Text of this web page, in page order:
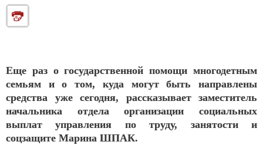
Еще раз о государственной помощи многодетным
семьям и о том, куда могут быть направлены
средства уже сегодня, рассказывает заместитель
начальника отдела организации социальных
выплат управления по труду, занятости и
соцзащите Марина ШПАК.